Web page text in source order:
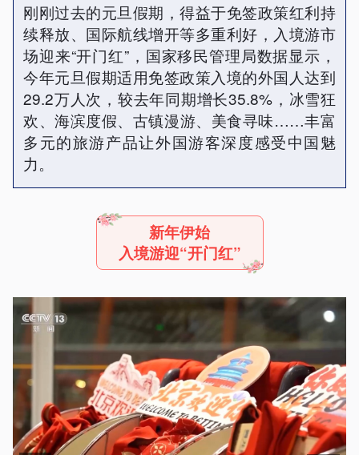
刚刚过去的元旦假期，得益于免签政策红利持
续释放、国际航线增开等多重利好，入境游市
场迎来“开门红”，国家移民管理局数据显示，
今年元旦假期适用免签政策入境的外国人达到
29.2万人次，较去年同期增长35.8%，冰雪狂
欢、海滨度假、古镇漫游、美食寻味……丰富
多元的旅游产品让外国游客深度感受中国魅
力。
新年伊始
入境游迎“开门红”